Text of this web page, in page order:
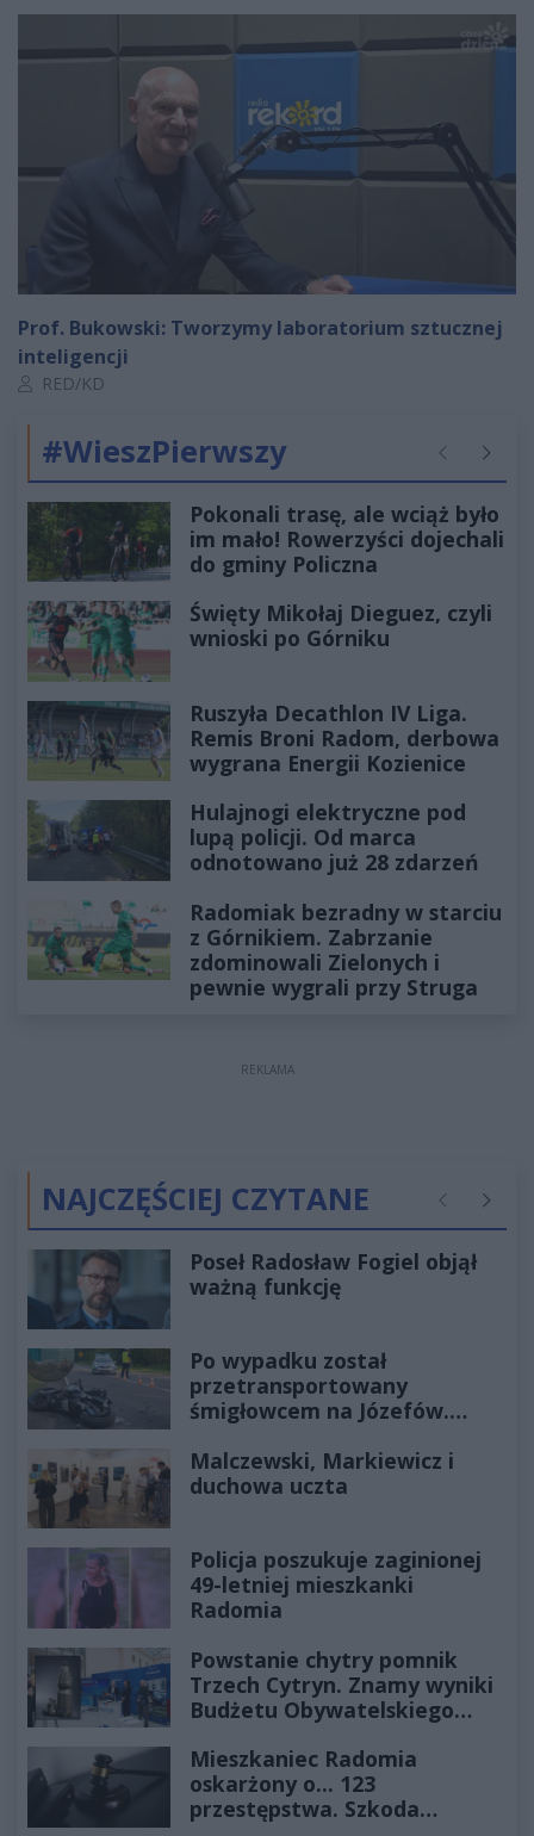
Prof. Bukowski: Tworzymy laboratorium sztucznej
inteligencji
Autor artykułu:
RED/KD
#WieszPierwszy Poprzednie
Pokonali trasę, ale wciąż było
im mało! Rowerzyści dojechali
do gminy Policzna
Święty Mikołaj Dieguez, czyli
wnioski po Górniku
Ruszyła Decathlon IV Liga.
Remis Broni Radom, derbowa
wygrana Energii Kozienice
Hulajnogi elektryczne pod
lupą policji. Od marca
odnotowano już 28 zdarzeń
Radomiak bezradny w starciu
z Górnikiem. Zabrzanie
zdominowali Zielonych i
pewnie wygrali przy Struga
REKLAMA
NAJCZĘŚCIEJ CZYTANE Poprzednie
Poseł Radosław Fogiel objął
ważną funkcję
Po wypadku został
przetransportowany
śmigłowcem na Józefów.
Malczewski, Markiewicz i
duchowa uczta
Policja poszukuje zaginionej
49-letniej mieszkanki
Radomia
Powstanie chytry pomnik
Trzech Cytryn. Znamy wyniki
Budżetu Obywatelskiego
Mieszkaniec Radomia
oskarżony o... 123
przestępstwa. Szkoda